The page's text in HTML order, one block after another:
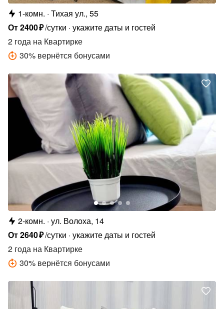
1-комн. Тихая ул., 55
От2400₽/сутки укажите даты и гостей
2 года на Квартирке
30% вернётся бонусами
2-комн. ул. Волоха, 14
От2640₽/сутки укажите даты и гостей
2 года на Квартирке
30% вернётся бонусами